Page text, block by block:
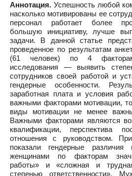
Аннотация. Успешность любой
насколько мотивированы ее
персонал работает более
большую инициативу, лучше
задачи. В данной статье
проведенное по результатам
(61 человек) по 4
исследования — выявить
сотрудников своей работой и
гендерные особенности.
заработная плата и условия
важными факторами мотивации,
виды мотивации не менее
Важными факторами являются
квалификации, перспектива
отношения с руководством.
показали гендерные
женщинами по факторам
работы» и «сложная и
степенью ответственности».